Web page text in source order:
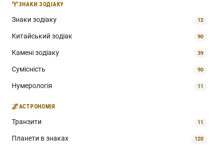
♈ЗНАКИ ЗОДІАКУ
Знаки зодіаку 12
Китайський зодіак 90
Камені зодіаку 39
Сумісність 90
Нумерологія 11
🌌АСТРОНОМІЯ
Транзити 11
Планети в знаках 120